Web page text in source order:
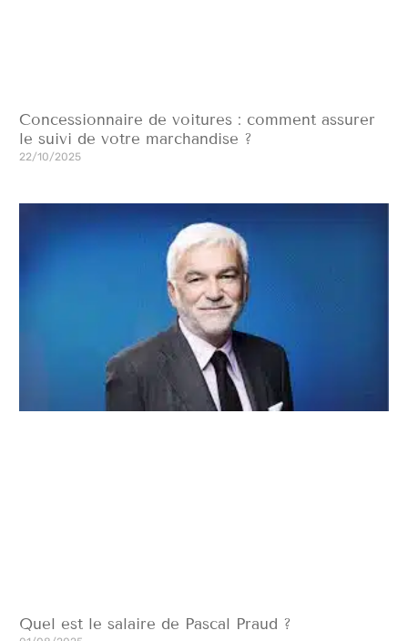
Concessionnaire de voitures : comment assurer
le suivi de votre marchandise ?
22/10/2025
Quel est le salaire de Pascal Praud ?